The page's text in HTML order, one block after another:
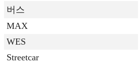
버스
MAX
WES
Streetcar